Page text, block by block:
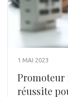
1 MAI 2023
Promoteur
réussite